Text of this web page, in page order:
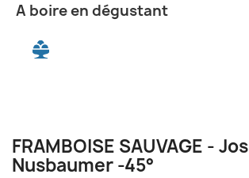
A boire en dégustant
FRAMBOISE SAUVAGE - Jos
Nusbaumer -45°